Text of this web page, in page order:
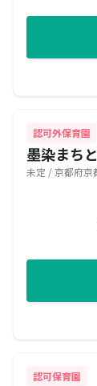
認可外保育園
墨染まち
未定 / 京都府京
認可保育園